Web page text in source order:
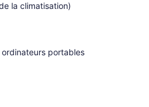
la climatisation)
portables